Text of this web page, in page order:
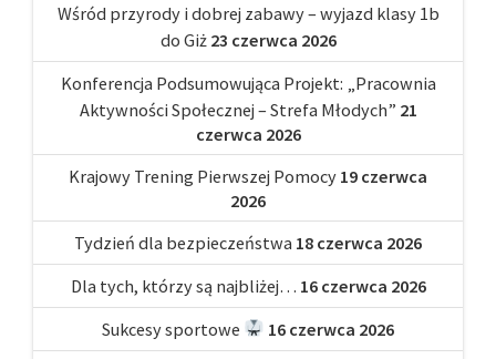
Wśród przyrody i dobrej zabawy – wyjazd klasy 1b
do Giż 23 czerwca 2026
Konferencja Podsumowująca Projekt: „Pracownia
Aktywności Społecznej – Strefa Młodych” 21
czerwca 2026
Krajowy Trening Pierwszej Pomocy 19 czerwca
2026
Tydzień dla bezpieczeństwa 18 czerwca 2026
Dla tych, którzy są najbliżej… 16 czerwca 2026
Sukcesy sportowe
16 czerwca 2026